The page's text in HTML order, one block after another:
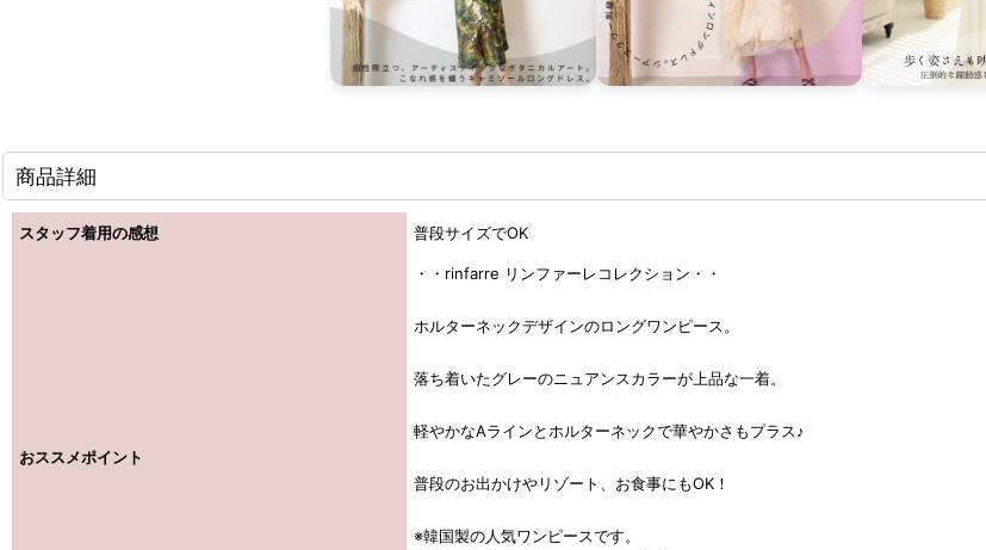
商品詳細
スタッフ着用の感想 普段サイズでOK
おススメポイント
・・rinfarre リンファーレコレクション・・
ホルターネックデザインのロングワンピース。
落ち着いたグレーのニュアンスカラーが上品な一着。
軽やかなAラインとホルターネックで華やかさもプラス♪
普段のお出かけやリゾート、お食事にもOK！
※韓国製の人気ワンピースです。